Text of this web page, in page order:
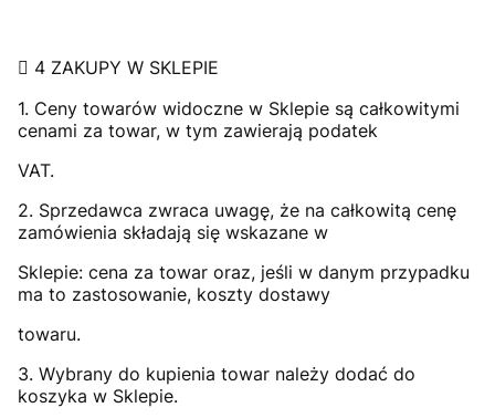
 4 ZAKUPY W SKLEPIE
1. Ceny towarów widoczne w Sklepie są całkowitymi
cenami za towar, w tym zawierają podatek
VAT.
2. Sprzedawca zwraca uwagę, że na całkowitą cenę
zamówienia składają się wskazane w
Sklepie: cena za towar oraz, jeśli w danym przypadku
ma to zastosowanie, koszty dostawy
towaru.
3. Wybrany do kupienia towar należy dodać do
koszyka w Sklepie.